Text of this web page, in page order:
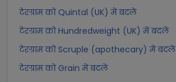
टेरग्राम को Quintal (UK) में बदलें
टेरग्राम को Hundredweight (UK) में बदलें
टेरग्राम को Scruple (apothecary) में बदलें
टेरग्राम को Grain में बदलें